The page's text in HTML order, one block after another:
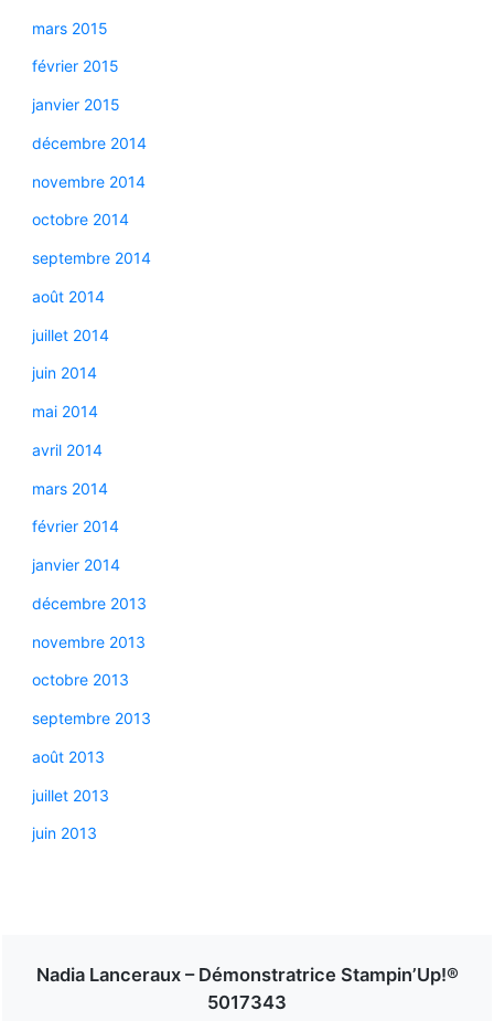
mars 2015
février 2015
janvier 2015
décembre 2014
novembre 2014
octobre 2014
septembre 2014
août 2014
juillet 2014
juin 2014
mai 2014
avril 2014
mars 2014
février 2014
janvier 2014
décembre 2013
novembre 2013
octobre 2013
septembre 2013
août 2013
juillet 2013
juin 2013
Nadia Lanceraux – Démonstratrice Stampin’Up!®
5017343